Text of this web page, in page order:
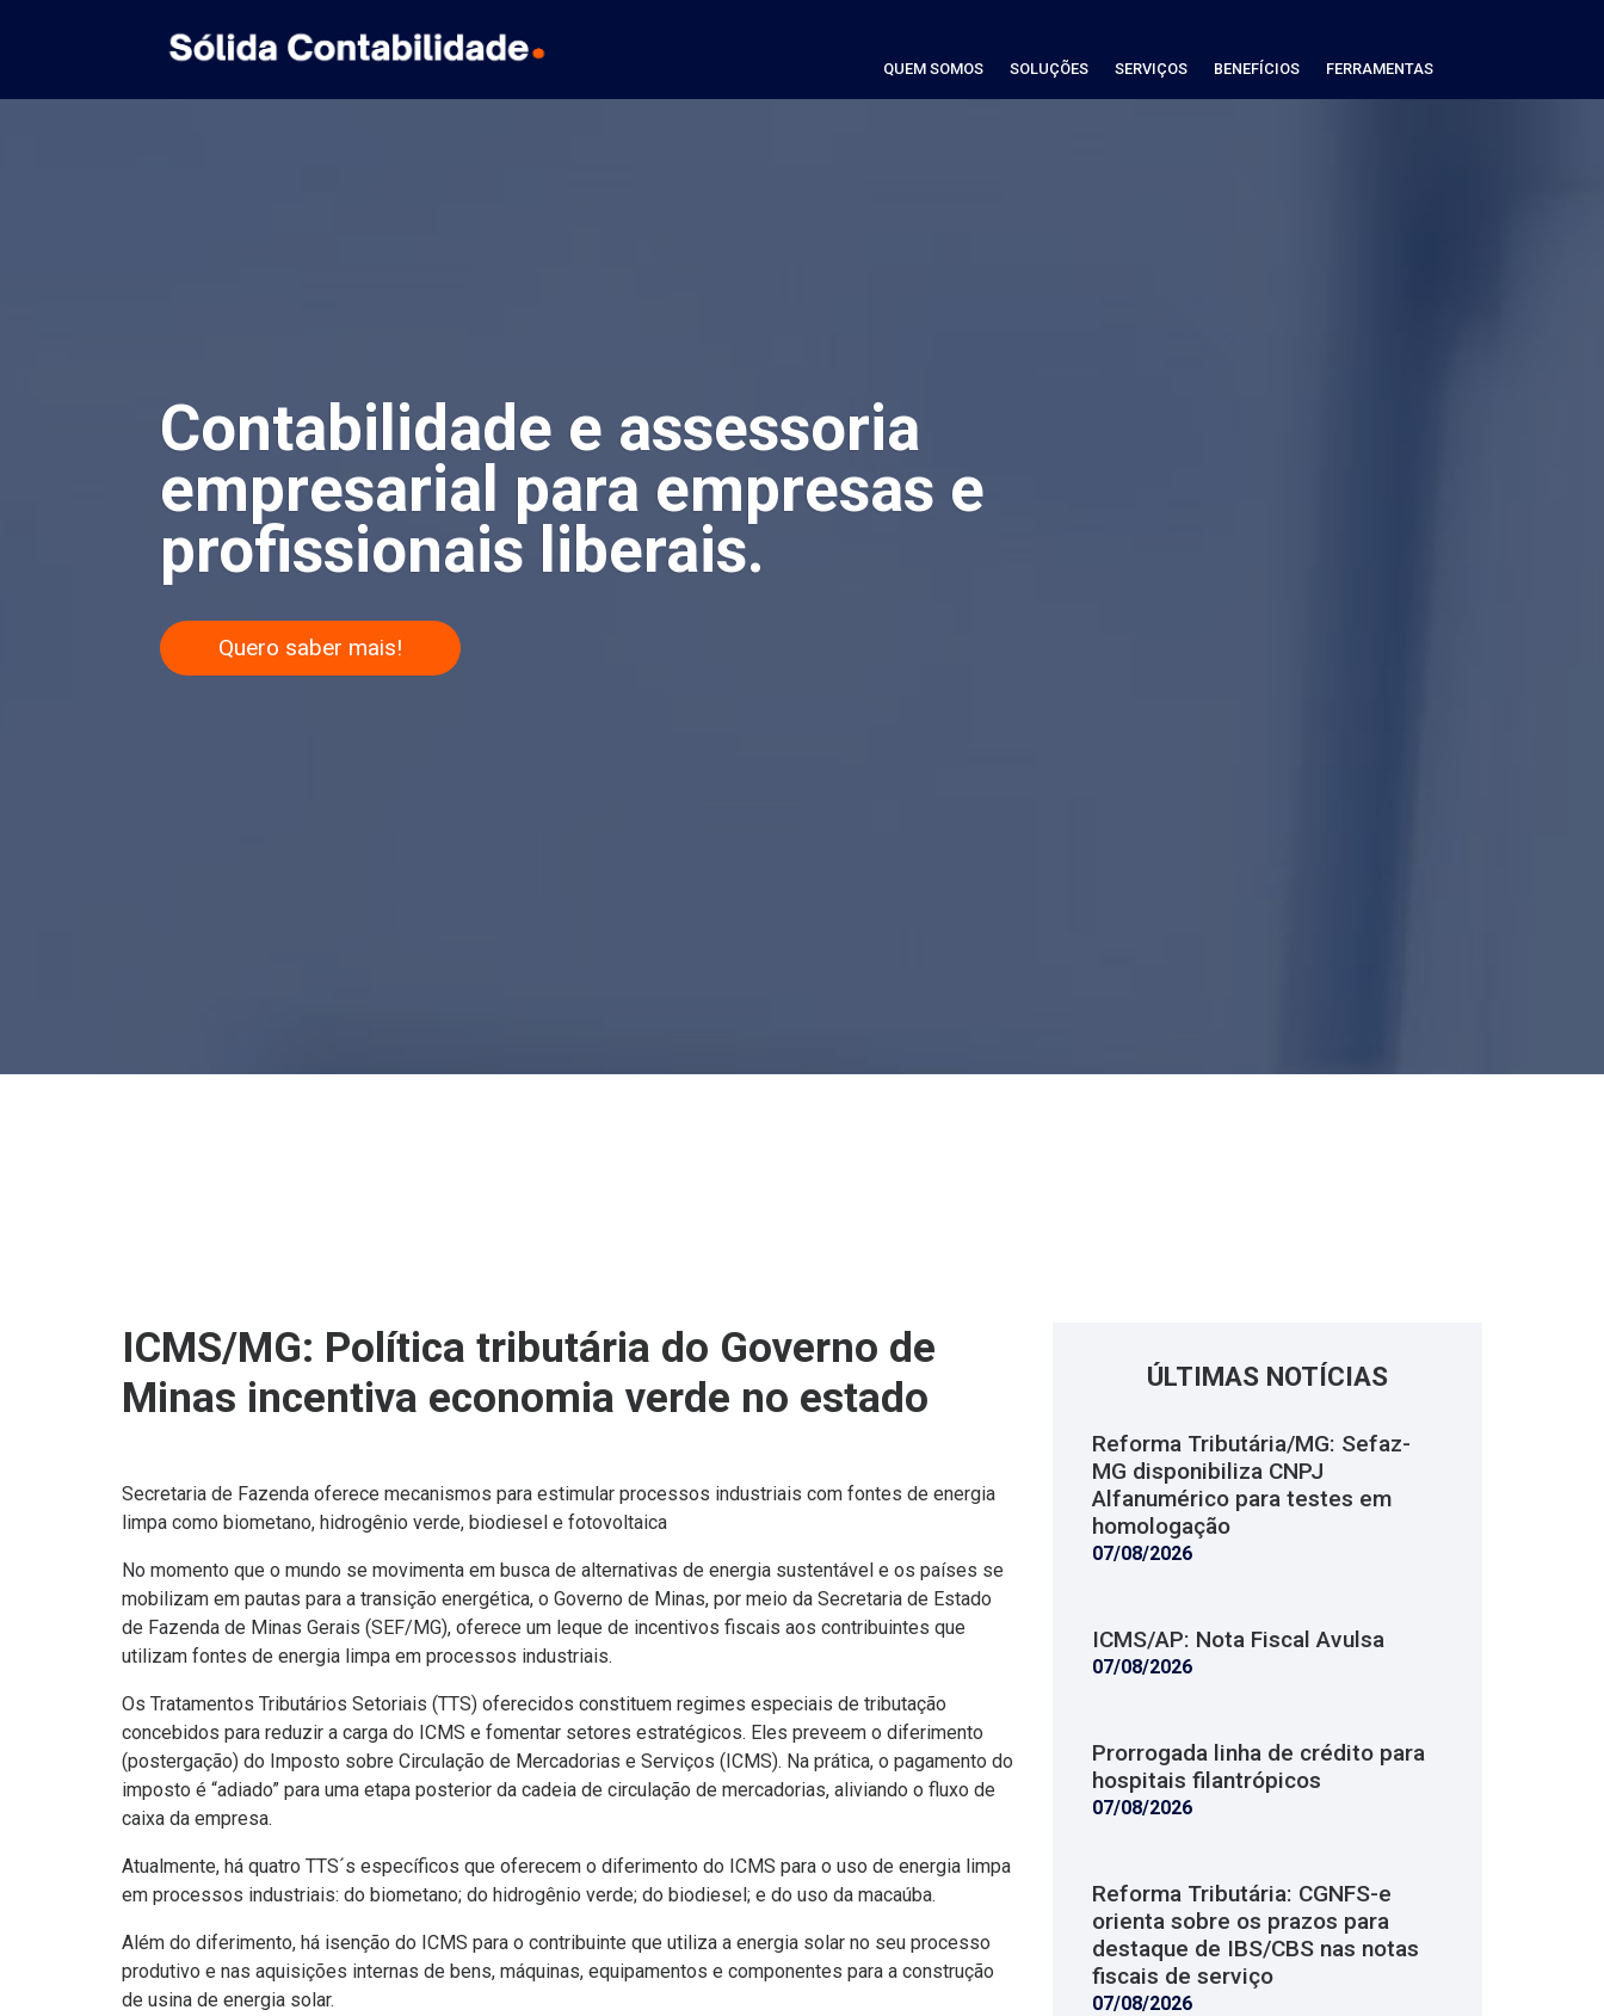
QUEM SOMOS SOLUÇÕES SERVIÇOS BENEFÍCIOS FERRAMENTAS
Contabilidade e assessoria
empresarial para empresas e
profissionais liberais.
Quero saber mais!
ICMS/MG: Política tributária do Governo de
Minas incentiva economia verde no estado
Secretaria de Fazenda oferece mecanismos para estimular processos industriais com fontes de energia
limpa como biometano, hidrogênio verde, biodiesel e fotovoltaica
No momento que o mundo se movimenta em busca de alternativas de energia sustentável e os países se
mobilizam em pautas para a transição energética, o Governo de Minas, por meio da Secretaria de Estado
de Fazenda de Minas Gerais (SEF/MG), oferece um leque de incentivos fiscais aos contribuintes que
utilizam fontes de energia limpa em processos industriais.
Os Tratamentos Tributários Setoriais (TTS) oferecidos constituem regimes especiais de tributação
concebidos para reduzir a carga do ICMS e fomentar setores estratégicos. Eles preveem o diferimento
(postergação) do Imposto sobre Circulação de Mercadorias e Serviços (ICMS). Na prática, o pagamento do
imposto é “adiado” para uma etapa posterior da cadeia de circulação de mercadorias, aliviando o fluxo de
caixa da empresa.
Atualmente, há quatro TTS´s específicos que oferecem o diferimento do ICMS para o uso de energia limpa
em processos industriais: do biometano; do hidrogênio verde; do biodiesel; e do uso da macaúba.
Além do diferimento, há isenção do ICMS para o contribuinte que utiliza a energia solar no seu processo
produtivo e nas aquisições internas de bens, máquinas, equipamentos e componentes para a construção
de usina de energia solar.
ÚLTIMAS NOTÍCIAS
Reforma Tributária/MG: Sefaz-
MG disponibiliza CNPJ
Alfanumérico para testes em
homologação
07/08/2026
ICMS/AP: Nota Fiscal Avulsa
07/08/2026
Prorrogada linha de crédito para
hospitais filantrópicos
07/08/2026
Reforma Tributária: CGNFS-e
orienta sobre os prazos para
destaque de IBS/CBS nas notas
fiscais de serviço
07/08/2026